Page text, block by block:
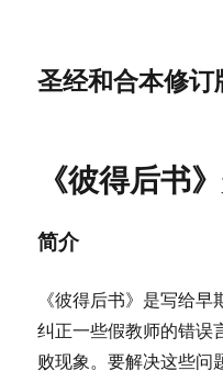
圣经和合本修订
《彼得后书
简介
《彼得后书》是写给
纠正一些假教师的错误
败现象。要解决这些问